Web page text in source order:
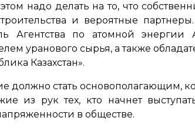
надо делать на то, что
и вероятные
Агентства по атомной энергии
уранового сырья, а также
Казахстан».
должно стать основополагающим,
из рук тех, кто начнет
в обществе.